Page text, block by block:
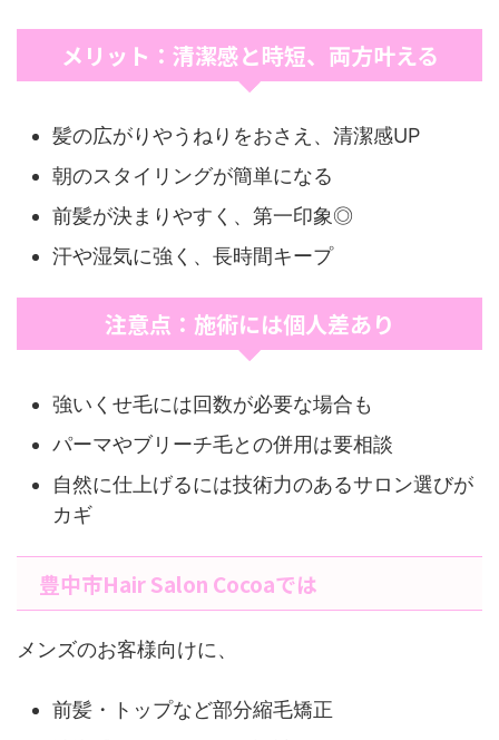
メリット：清潔感と時短、両方叶える
髪の広がりやうねりをおさえ、清潔感UP
朝のスタイリングが簡単になる
前髪が決まりやすく、第一印象◎
汗や湿気に強く、長時間キープ
注意点：施術には個人差あり
強いくせ毛には回数が必要な場合も
パーマやブリーチ毛との併用は要相談
自然に仕上げるには技術力のあるサロン選びが
カギ
豊中市Hair Salon Cocoaでは
メンズのお客様向けに、
前髪・トップなど部分縮毛矯正